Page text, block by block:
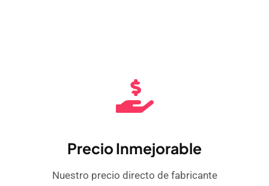
Precio Inmejorable
Nuestro precio directo de fabricante